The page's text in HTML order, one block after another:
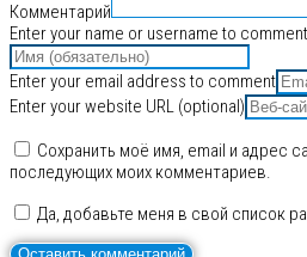
Комментарий
Enter your name or username to comment
Enter your email address to comment
Enter your website URL (optional)
Сохранить моё имя, email и адрес
последующих моих комментариев.
Да, добавьте меня в свой список